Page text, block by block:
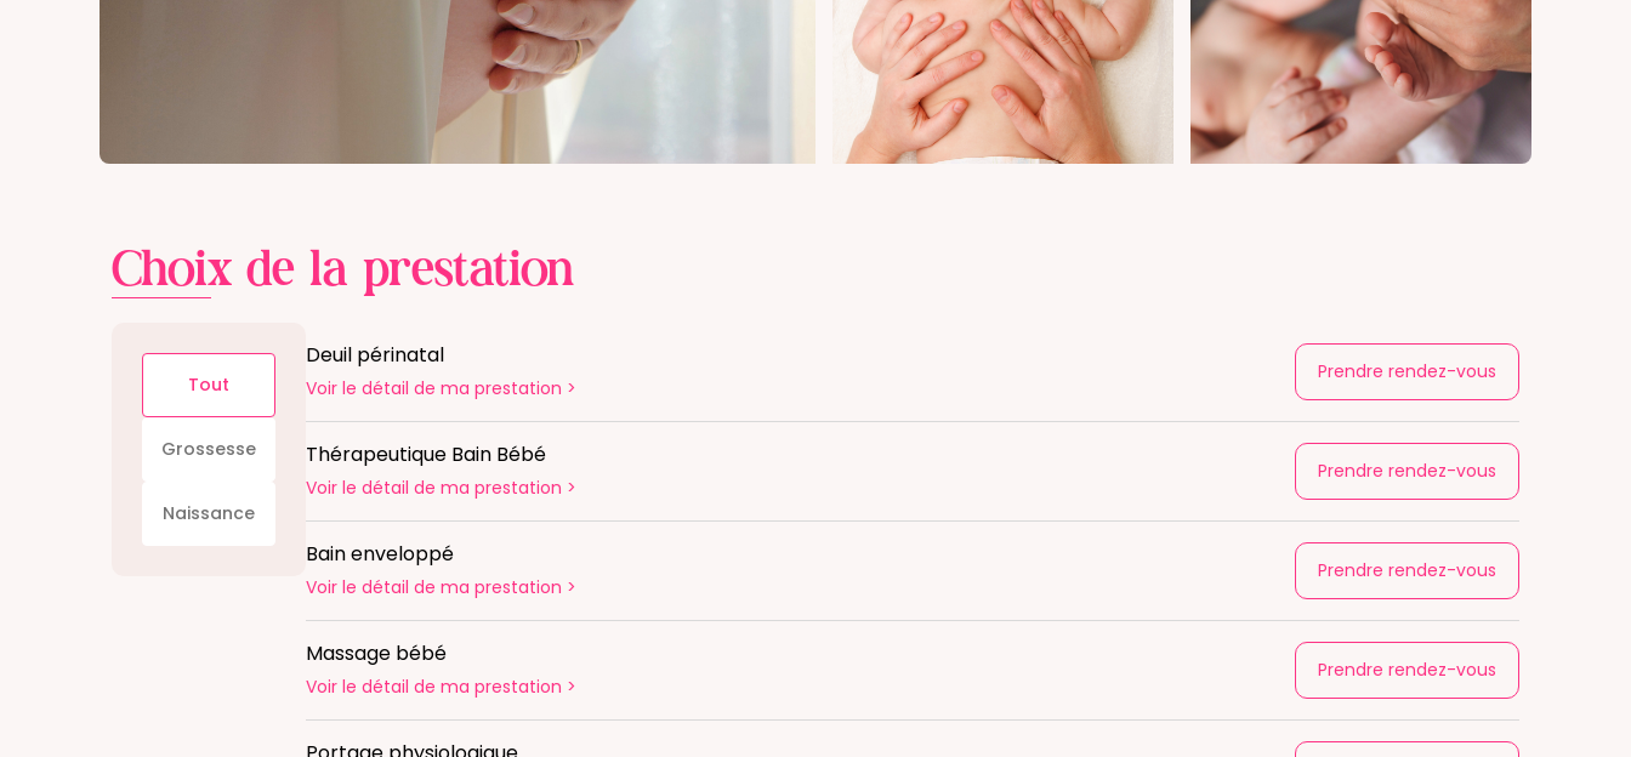
Choix de la prestation
Tout
Grossesse
Naissance
Deuil périnatal
Voir le détail de ma prestation >
Prendre rendez-vous
Thérapeutique Bain Bébé
Voir le détail de ma prestation >
Prendre rendez-vous
Bain enveloppé
Voir le détail de ma prestation >
Prendre rendez-vous
Massage bébé
Voir le détail de ma prestation >
Prendre rendez-vous